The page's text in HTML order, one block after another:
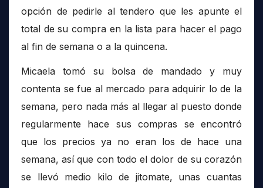
opción de pedirle al tendero que les apunte el
total de su compra en la lista para hacer el pago
al fin de semana o a la quincena.
Micaela tomó su bolsa de mandado y muy
contenta se fue al mercado para adquirir lo de la
semana, pero nada más al llegar al puesto donde
regularmente hace sus compras se encontró
que los precios ya no eran los de hace una
semana, así que con todo el dolor de su corazón
se llevó medio kilo de jitomate, unas cuantas